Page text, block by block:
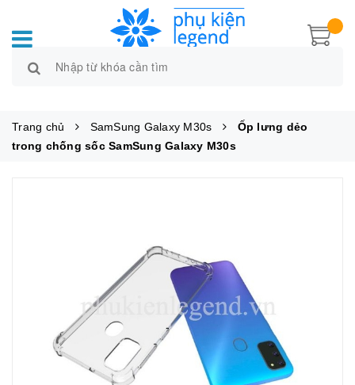
Trang chủ SamSung Galaxy M30s
Ốp lưng dẻo
trong chống sốc SamSung Galaxy M30s